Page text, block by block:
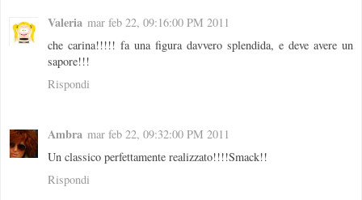
Valeria mar feb 22, 09:16:00 PM 2011
che carina!!!!! fa una figura davvero splendida, e deve avere un
sapore!!!
Rispondi
Ambra mar feb 22, 09:32:00 PM 2011
Un classico perfettamente realizzato!!!!Smack!!
Rispondi